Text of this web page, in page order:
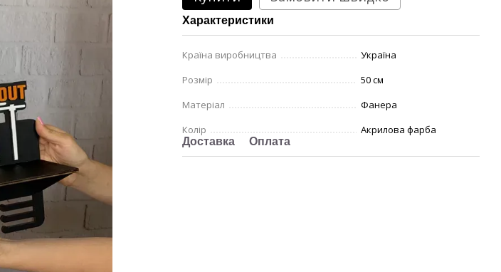
Характеристики
Країна виробництва
Україна
Розмір
50 см
Матеріал
Фанера
Колір
Акрилова фарба
Доставка Оплата